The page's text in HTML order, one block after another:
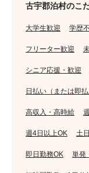
古宇郡泊村のこ
大学生歓迎 学歴
フリーター歓迎
シニア応援・歓迎
日払い（または即払
高収入・高時給
週4日以上OK 土
即日勤務OK 単発